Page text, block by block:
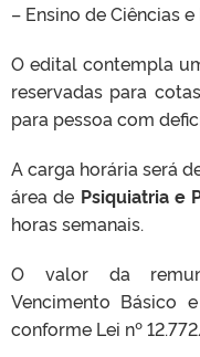
– Ensino de Ciências e
O edital contempla
reservadas para
para pessoa com
A carga horária será
área de Psiquiatria e
horas semanais.
O valor da
Vencimento Básico
conforme Lei nº